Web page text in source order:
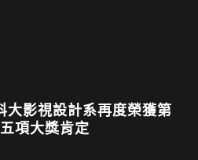
影視設計系再度榮獲第
項大獎肯定